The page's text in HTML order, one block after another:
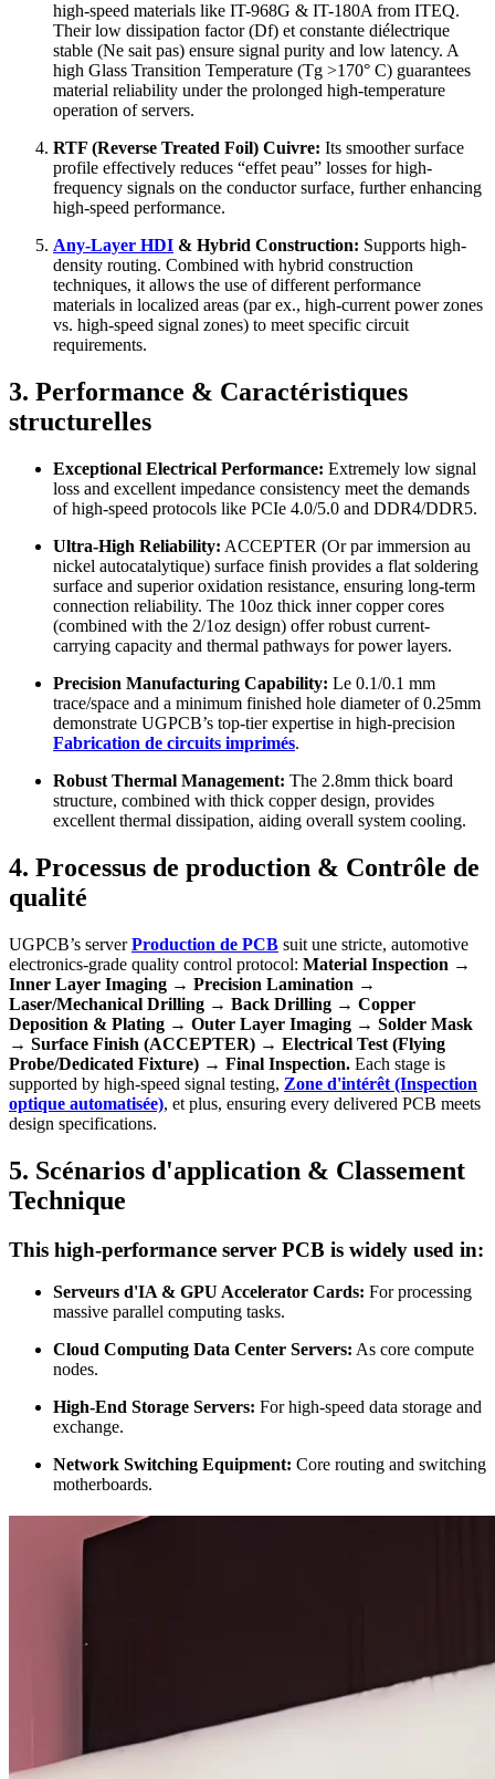
high-speed materials like IT-968G & IT-180A from ITEQ.
Their low dissipation factor(Df) et constante diélectrique
stable (Ne sait pas) ensure signal purity and low latency. A
high Glass Transition Temperature (Tg >170° C) guarantees
material reliability under the prolonged high-temperature
operation of servers.
RTF (Reverse Treated Foil) Cuivre: Its smoother surface
profile effectively reduces “effet peau” losses for high-
frequency signals on the conductor surface, further enhancing
high-speed performance.
Any-Layer HDI & Hybrid Construction: Supports high-
density routing. Combined with hybrid construction
techniques, it allows the use of different performance
materials in localized areas (par ex., high-current power zones
vs. high-speed signal zones) to meet specific circuit
requirements.
3. Performance & Caractéristiques
structurelles
Exceptional Electrical Performance: Extremely low signal
loss and excellent impedance consistency meet the demands
of high-speed protocols like PCIe 4.0/5.0 and DDR4/DDR5.
Ultra-High Reliability: ACCEPTER (Or par immersion au
nickel autocatalytique) surface finish provides a flat soldering
surface and superior oxidation resistance, ensuring long-term
connection reliability. The 10oz thick inner copper cores
(combined with the 2/1oz design) offer robust current-
carrying capacity and thermal pathways for power layers.
Precision Manufacturing Capability: Le 0.1/0.1 mm
trace/space and a minimum finished hole diameter of 0.25mm
demonstrate UGPCB’s top-tier expertise in high-precision
Fabrication de circuits imprimés.
Robust Thermal Management: The 2.8mm thick board
structure, combined with thick copper design, provides
excellent thermal dissipation, aiding overall system cooling.
4. Processus de production & Contrôle de
qualité
UGPCB’s server Production de PCB suit une stricte, automotive
electronics-grade quality control protocol: Material Inspection →
Inner Layer Imaging → Precision Lamination →
Laser/Mechanical Drilling → Back Drilling → Copper
Deposition & Plating → Outer Layer Imaging → Solder Mask
→ Surface Finish (ACCEPTER) → Electrical Test (Flying
Probe/Dedicated Fixture) → Final Inspection. Each stage is
supported by high-speed signal testing, Zone d'intérêt (Inspection
optique automatisée), et plus, ensuring every delivered PCB meets
design specifications.
5. Scénarios d'application & Classement
Technique
This high-performance server PCB is widely used in:
Serveurs d'IA & GPU Accelerator Cards: For processing
massive parallel computing tasks.
Cloud Computing Data Center Servers: As core compute
nodes.
High-End Storage Servers: For high-speed data storage and
exchange.
Network Switching Equipment: Core routing and switching
motherboards.